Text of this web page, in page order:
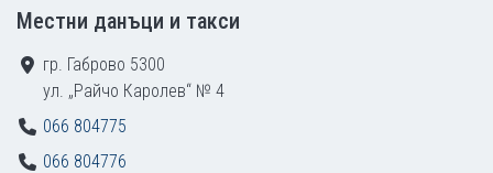
Местни данъци и такси
гр. Габрово 5300
ул. „Райчо Каролев“ № 4
066 804775
066 804776